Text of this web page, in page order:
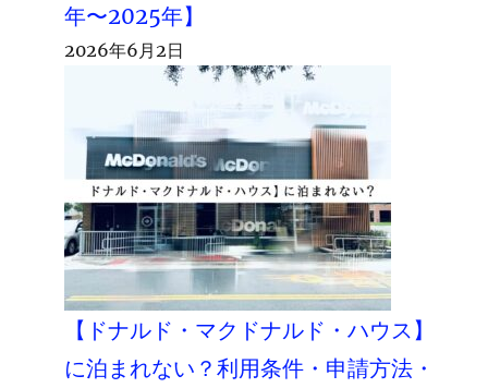
年〜2025年】
2026年6月2日
【ドナルド・マクドナルド・ハウス】
に泊まれない？利用条件・申請方法・